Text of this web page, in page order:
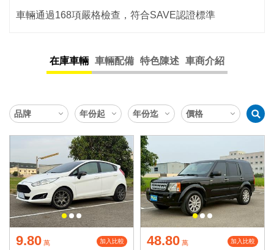
車輛通過168項嚴格檢查，符合SAVE認證標準
在庫車輛 車輛配備 特色陳述 車商介紹
9.80 萬 加入比較 48.80 萬 加入比較